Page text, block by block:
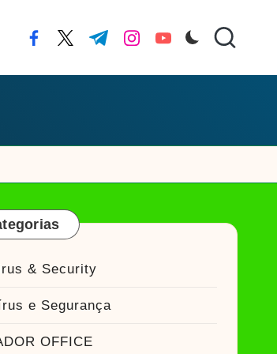
facebook.com
twitter.com
t.me instagram.com
youtube.com
& Security
e Segurança
OFFICE